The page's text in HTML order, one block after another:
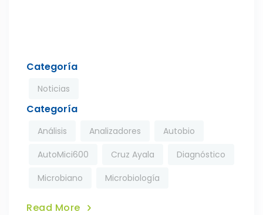
Categoría
Noticias
Categoría
Análisis Analizadores
Autobio
AutoMici600
Cruz Ayala
Diagnóstico
Microbiano
Microbiología
Read More